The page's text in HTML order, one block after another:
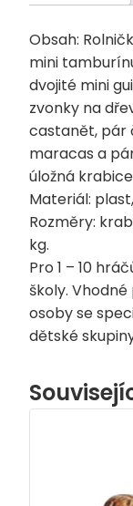
Obsah:
mini
dvojité mini
zvonky na
castanět, pár
maracas a
úložná
Materiál:
Rozměry:
kg.
Pro 1 – 10
školy.
osoby se
dětské